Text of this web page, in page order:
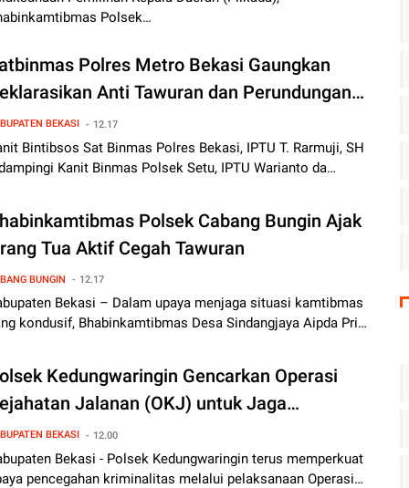
Polsek…
Polres Metro Bekasi Gaungkan
Anti Tawuran dan Perundungan
BEKASI 12.17
Bintibsos Sat Binmas Polres Bekasi, IPTU T. Rarmuji, SH
Kanit Binmas Polsek Setu, IPTU Warianto da…
Polsek Cabang Bungin Ajak
Tua Aktif Cegah Tawuran
BUNGIN 12.17
Bekasi – Dalam upaya menjaga situasi kamtibmas
kondusif, Bhabinkamtibmas Desa Sindangjaya Aipda Pri…
Kedungwaringin Gencarkan Operasi
Jalanan (OKJ) untuk Jaga
Wilayah Jelang Pilkada 2024
BEKASI 12.00
Bekasi - Polsek Kedungwaringin terus memperkuat
pencegahan kriminalitas melalui pelaksanaan Operasi…